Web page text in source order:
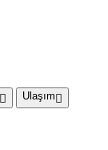
Ulaşım